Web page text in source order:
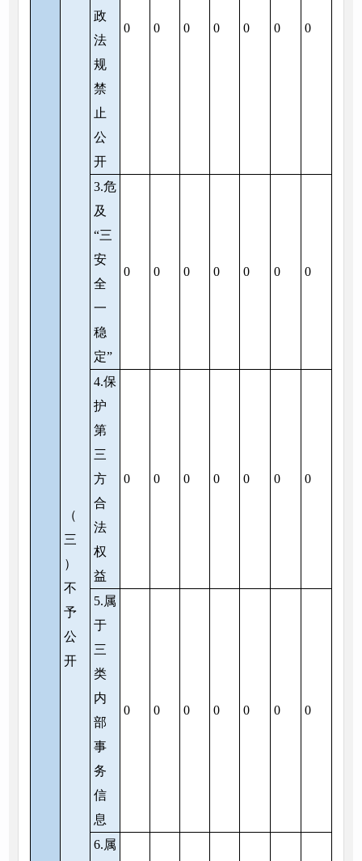
（
三
）
不
予
公
开
政
法
规
禁
止
公
开
0 0 0 0 0 0 0
3.危
及
“三
安
全
一
稳
定”
0 0 0 0 0 0 0
4.保
护
第
三
方
合
法
权
益
0 0 0 0 0 0 0
5.属
于
三
类
内
部
事
务
信
息
0 0 0 0 0 0 0
6.属